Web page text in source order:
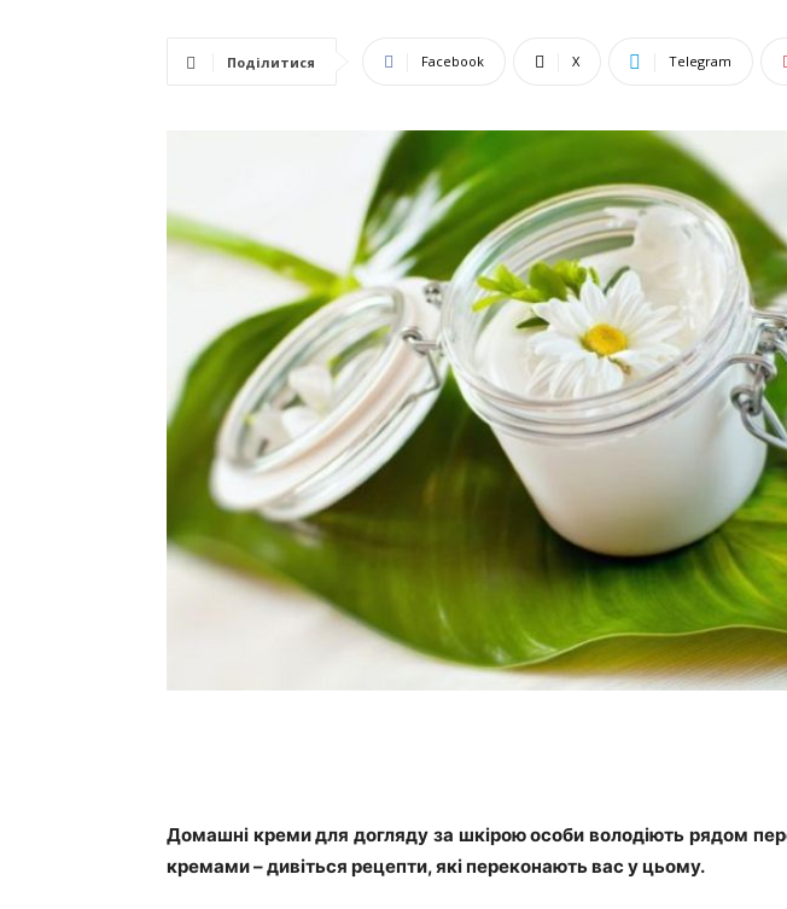
Поділитися Facebook X Telegram
Домашні креми для догляду за шкірою особи володіють рядом
кремами – дивіться рецепти, які переконають вас у цьому.